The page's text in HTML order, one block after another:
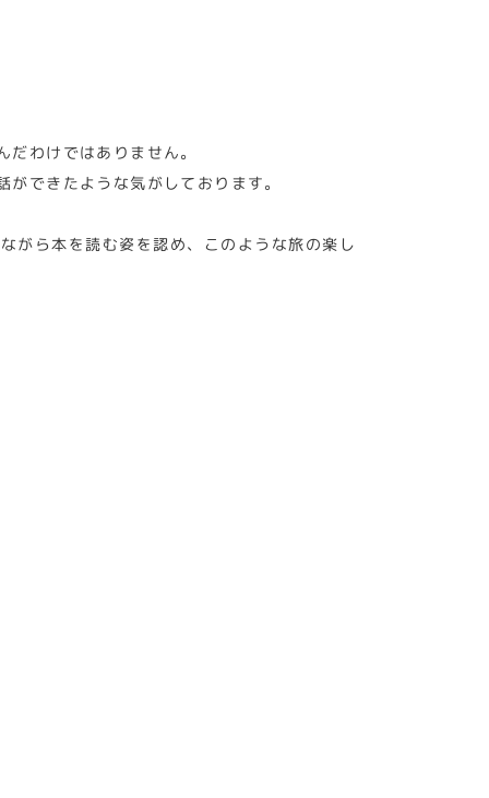
わけではありません。
できたような気がしております。
がら本を読む姿を認め、このような旅の楽し